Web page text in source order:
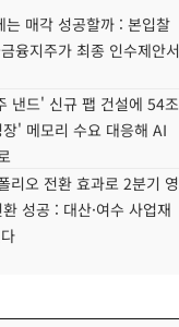
매각 성공할까 : 본입찰
융지주가 최종 인수제안서
낸드' 신규 팹 건설에 54조
' 메모리 수요 대응해 AI
리오 전환 효과로 2분기 영
성공 : 대산·여수 사업재